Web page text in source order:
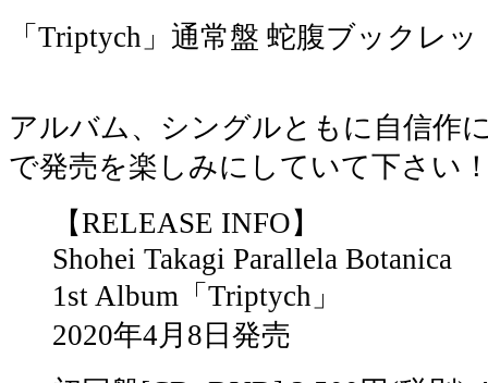
「Triptych」通常盤 蛇腹ブックレッ
アルバム、シングルともに自信作
で発売を楽しみにしていて下さい
【RELEASE INFO】
Shohei Takagi Parallela Botanica
1st Album「Triptych」
2020年4月8日発売